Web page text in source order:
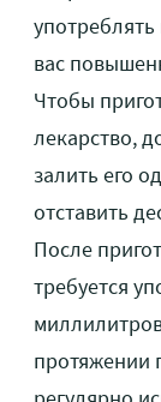
вас
Чтобы
лекарство,
залить его
отставить
После
требуется
протяжении